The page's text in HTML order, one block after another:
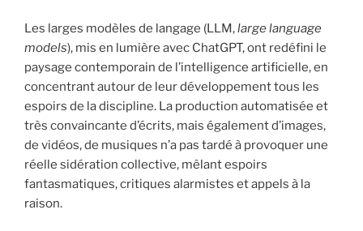
Les larges modèles de langage (LLM,large language
models), mis en lumière avec ChatGPT, ont redéfini le
paysage contemporain de l’intelligence artificielle, en
concentrant autour de leur développement tous les
espoirs de la discipline. La production automatisée et
très convaincante d’écrits, mais également d’images,
de vidéos, de musiques n’a pas tardé à provoquer une
réelle sidération collective, mêlant espoirs
fantasmatiques, critiques alarmistes et appels à la
raison.